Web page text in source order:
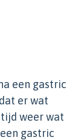
een gastric
er wat
weer wat
gastric